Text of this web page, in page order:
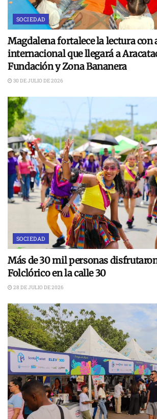
SOCIEDAD
Magdalena fortalece la lectura con
internacional que llegará a
Fundación y Zona Bananera
30 DE JULIO DE 2026
SOCIEDAD
Más de 30 mil personas
Folclórico en la calle 30
28 DE JULIO DE 2026